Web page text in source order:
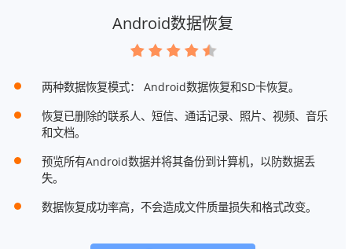
Android数据恢复
两种数据恢复模式： Android数据恢复和SD卡恢复。
恢复已删除的联系人、短信、通话记录、照片、视频、音乐
和文档。
预览所有Android数据并将其备份到计算机，以防数据丢
失。
数据恢复成功率高，不会造成文件质量损失和格式改变。